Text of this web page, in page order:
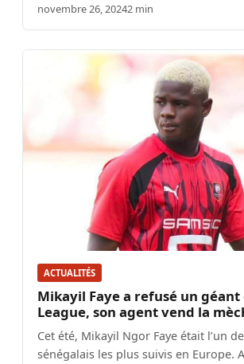
novembre 26, 20242 min
ACTUALITÉS
Mikayil Faye a refusé un
League, son agent vend la
Cet été, Mikayil Ngor Faye était l’un
sénégalais les plus suivis en Europe.